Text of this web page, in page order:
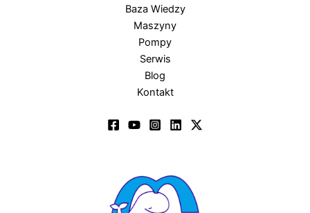
Baza Wiedzy
Maszyny
Pompy
Serwis
Blog
Kontakt